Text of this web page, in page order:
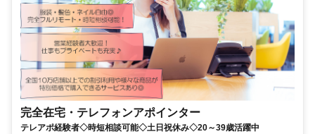
完全在宅・テレフォンアポインター
テレアポ経験者◇時短相談可能◇土日祝休み◇20～39歳活躍中